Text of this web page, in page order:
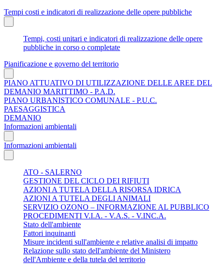
Tempi costi e indicatori di realizzazione delle opere pubbliche
Tempi, costi unitari e indicatori di realizzazione delle opere
pubbliche in corso o completate
Pianificazione e governo del territorio
PIANO ATTUATIVO DI UTILIZZAZIONE DELLE AREE DEL
DEMANIO MARITTIMO - P.A.D.
PIANO URBANISTICO COMUNALE - P.U.C.
PAESAGGISTICA
DEMANIO
Informazioni ambientali
Informazioni ambientali
ATO - SALERNO
GESTIONE DEL CICLO DEI RIFIUTI
AZIONI A TUTELA DELLA RISORSA IDRICA
AZIONI A TUTELA DEGLI ANIMALI
SERVIZIO OZONO – INFORMAZIONE AL PUBBLICO
PROCEDIMENTI V.I.A. - V.A.S. - V.INC.A.
Stato dell'ambiente
Fattori inquinanti
Misure incidenti sull'ambiente e relative analisi di impatto
Relazione sullo stato dell'ambiente del Ministero
dell'Ambiente e della tutela del territorio